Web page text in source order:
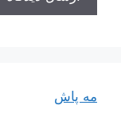
مه پاش